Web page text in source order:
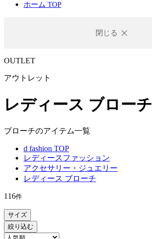
ホーム TOP
閉じる
OUTLET
アウトレット
レディース ブローチ
ブローチのアイテム一覧
d fashion TOP
レディースファッション
アクセサリー・ジュエリー
レディース ブローチ
116件
サイズ
絞り込む